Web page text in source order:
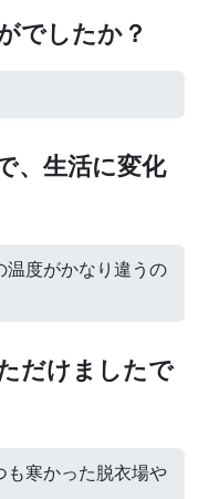
でしたか？
、生活に変化
度がかなり違うの
だけましたで
寒かった脱衣場や